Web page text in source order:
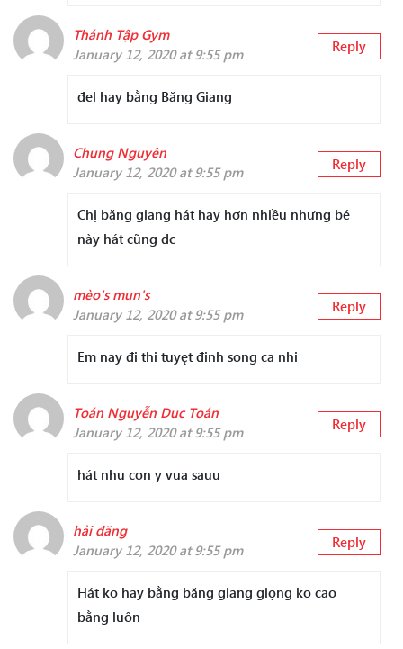
Thánh Tập Gym
January 12, 2020 at 9:55 pm
Reply
đel hay bằng Băng Giang
Chung Nguyên
January 12, 2020 at 9:55 pm
Reply
Chị băng giang hát hay hơn nhiều nhưng bé
này hát cũng dc
mèo's mun's
January 12, 2020 at 9:55 pm
Reply
Em nay đi thi tuyęt đinh song ca nhi
Toán Nguyễn Duc Toán
January 12, 2020 at 9:55 pm
Reply
hát nhu con y vua sauu
hải đăng
January 12, 2020 at 9:55 pm
Reply
Hát ko hay bằng băng giang giọng ko cao
bằng luôn